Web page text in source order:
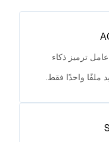
ترميز ذكاء
ملفًا واحدًا فقط.